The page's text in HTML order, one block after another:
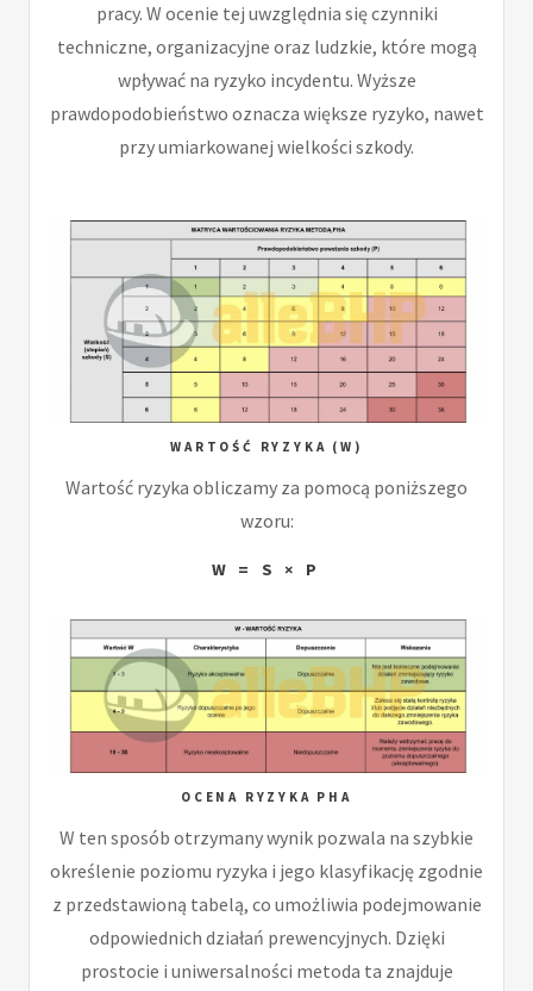
pracy. W ocenie tej uwzględnia się czynniki
techniczne, organizacyjne oraz ludzkie, które mogą
wpływać na ryzyko incydentu. Wyższe
prawdopodobieństwo oznacza większe ryzyko, nawet
przy umiarkowanej wielkości szkody.
WARTOŚĆ RYZYKA (W)
Wartość ryzyka obliczamy za pomocą poniższego
wzoru:
W = S × P
OCENA RYZYKA PHA
W ten sposób otrzymany wynik pozwala na szybkie
określenie poziomu ryzyka i jego klasyfikację zgodnie
z przedstawioną tabelą, co umożliwia podejmowanie
odpowiednich działań prewencyjnych. Dzięki
prostocie i uniwersalności metoda ta znajduje